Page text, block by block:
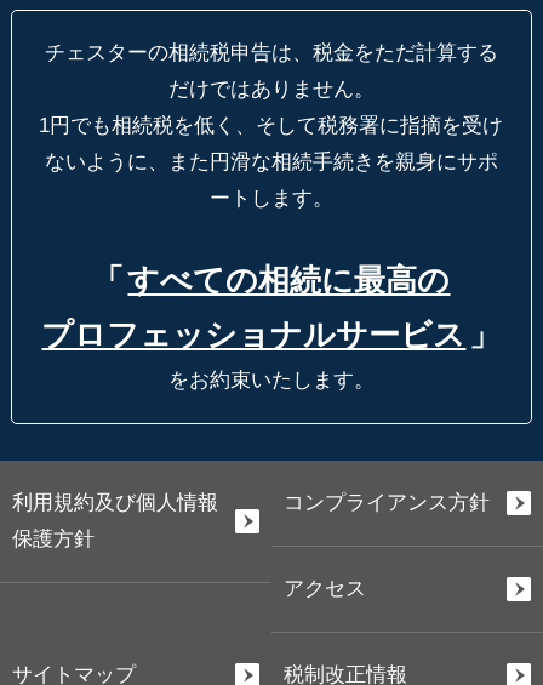
チェスターの相続税申告は、税金をただ計算する
だけではありません。
1円でも相続税を低く、そして税務署に指摘を受け
ないように、
また円滑な相続手続きを親身にサポ
ートします。
「 すべての相続に最高の
プロフェッショナルサービス 」
をお約束いたします。
利用規約及び個人情報
保護方針
コンプライアンス方針
アクセス
サイトマップ 税制改正情報